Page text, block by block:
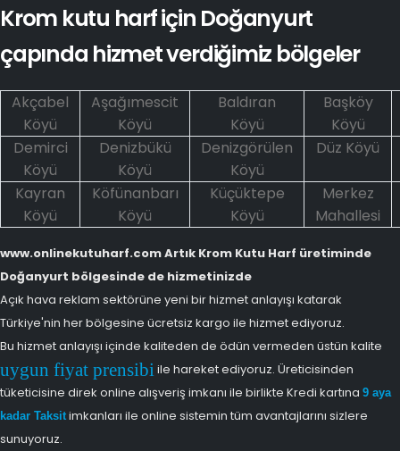
Krom kutu harf için Doğanyurt
çapında hizmet verdiğimiz bölgeler
Akçabel
Köyü
Aşağımescit
Köyü
Baldıran
Köyü
Başköy
Köyü
Demirci
Köyü
Denizbükü
Köyü
Denizgörülen
Köyü
Düz Köyü
Kayran
Köyü
Köfünanbarı
Köyü
Küçüktepe
Köyü
Merkez
Mahallesi
www.onlinekutuharf.com Artık Krom Kutu Harf üretiminde
Doğanyurt bölgesinde de hizmetinizde
Açık hava reklam sektörüne yeni bir hizmet anlayışı katarak
Türkiye'nin her bölgesine ücretsiz kargo ile hizmet ediyoruz.
Bu hizmet anlayışı içinde kaliteden de ödün vermeden üstün kalite
uygun fiyat prensibi ile hareket ediyoruz. Üreticisinden
tüketicisine direk online alışveriş imkanı ile birlikte Kredi kartına 9 aya
kadar Taksitimkanları ile online sistemin tüm avantajlarını sizlere
sunuyoruz.